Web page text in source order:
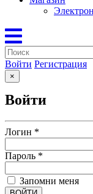
Войти Регистрация
×
Войти
Логин *
Пароль *
Запомни меня